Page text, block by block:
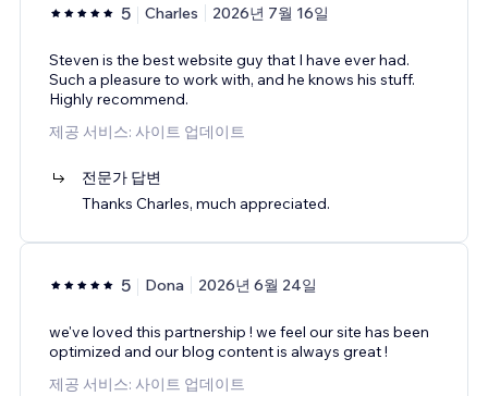
5 Charles 2026년 7월 16일
Steven is the best website guy that I have ever had.
Such a pleasure to work with, and he knows his stuff.
Highly recommend.
제공 서비스: 사이트 업데이트
전문가 답변
Thanks Charles, much appreciated.
5 Dona 2026년 6월 24일
we've loved this partnership ! we feel our site has been
optimized and our blog content is always great !
제공 서비스: 사이트 업데이트